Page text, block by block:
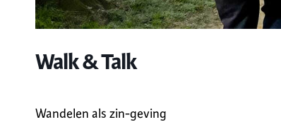
Walk & Talk
Wandelen als zin-geving